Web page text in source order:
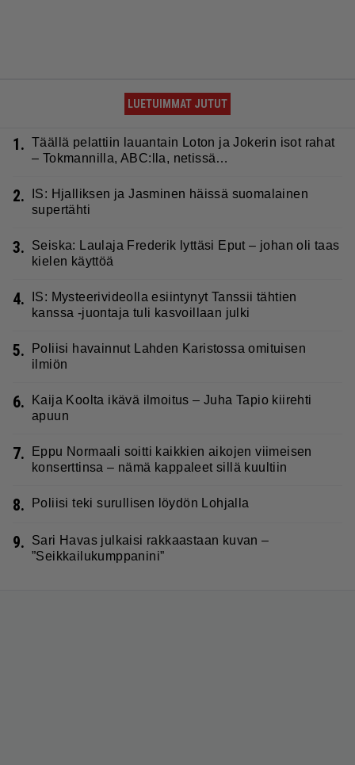
LUETUIMMAT JUTUT
1. Täällä pelattiin lauantain Loton ja Jokerin isot rahat
– Tokmannilla, ABC:lla, netissä…
2.
IS: Hjalliksen ja Jasminen häissä suomalainen
supertähti
3.
Seiska: Laulaja Frederik lyttäsi Eput – johan oli taas
kielen käyttöä
4.
IS: Mysteerivideolla esiintynyt Tanssii tähtien
kanssa -juontaja tuli kasvoillaan julki
5.
Poliisi havainnut Lahden Karistossa omituisen
ilmiön
6.
Kaija Koolta ikävä ilmoitus – Juha Tapio kiirehti
apuun
7.
Eppu Normaali soitti kaikkien aikojen viimeisen
konserttinsa – nämä kappaleet sillä kuultiin
8. Poliisi teki surullisen löydön Lohjalla
9.
Sari Havas julkaisi rakkaastaan kuvan –
”Seikkailukumppanini”